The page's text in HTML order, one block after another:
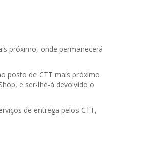
próximo, onde permanecerá
posto de CTT mais próximo
e ser-lhe-á devolvido o
de entrega pelos CTT,